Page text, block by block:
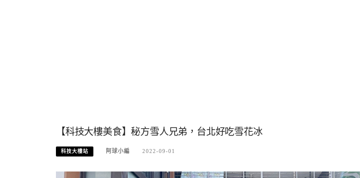
【科技大樓美食】秘方雪人兄弟，台北好吃雪花冰
科技大樓站 阿球小編 2022-09-01